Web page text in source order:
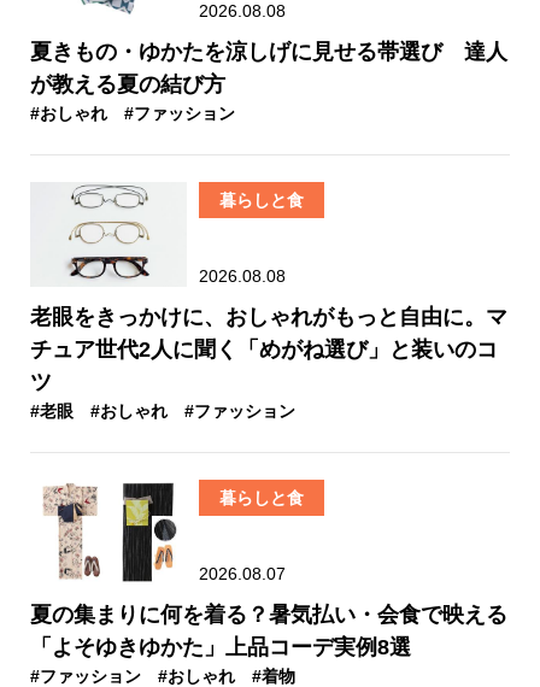
2026.08.08
夏きもの・ゆかたを涼しげに見せる帯選び 達人
が教える夏の結び方
#おしゃれ #ファッション
暮らしと食
2026.08.08
老眼をきっかけに、おしゃれがもっと自由に。マ
チュア世代2人に聞く「めがね選び」と装いのコ
ツ
#老眼 #おしゃれ #ファッション
暮らしと食
2026.08.07
夏の集まりに何を着る？暑気払い・会食で映える
「よそゆきゆかた」上品コーデ実例8選
#ファッション #おしゃれ #着物